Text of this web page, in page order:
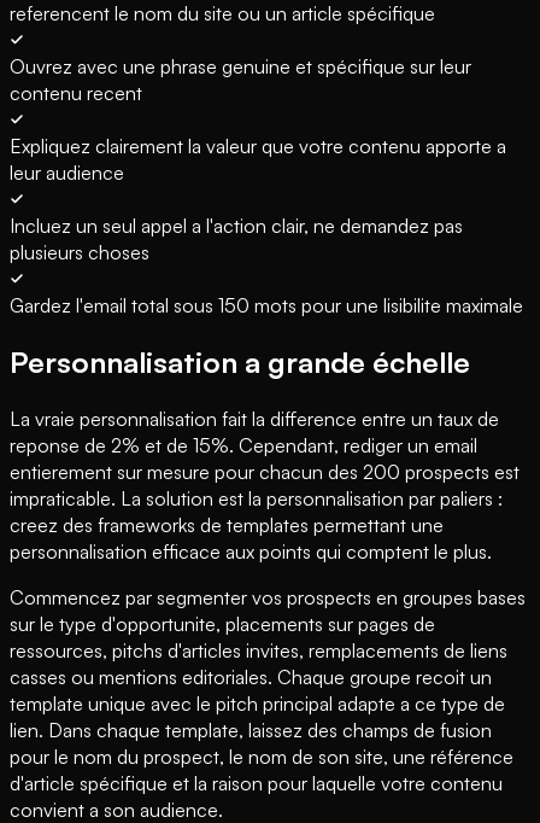
referencent le nom du site ou un article spécifique
Ouvrez avec une phrase genuine et spécifique sur leur
contenu recent
Expliquez clairement la valeur que votre contenu apporte a
leur audience
Incluez un seul appel a l'action clair, ne demandez pas
plusieurs choses
Gardez l'email total sous 150 mots pour une lisibilite maximale
Personnalisation a grande échelle
La vraie personnalisation fait la difference entre un taux de
reponse de 2% et de 15%. Cependant, rediger un email
entierement sur mesure pour chacun des 200 prospects est
impraticable. La solution est la personnalisation par paliers :
creez des frameworks de templates permettant une
personnalisation efficace aux points qui comptent le plus.
Commencez par segmenter vos prospects en groupes bases
sur le type d'opportunite, placements sur pages de
ressources, pitchs d'articles invites, remplacements de liens
casses ou mentions editoriales. Chaque groupe recoit un
template unique avec le pitch principal adapte a ce type de
lien. Dans chaque template, laissez des champs de fusion
pour le nom du prospect, le nom de son site, une référence
d'article spécifique et la raison pour laquelle votre contenu
convient a son audience.